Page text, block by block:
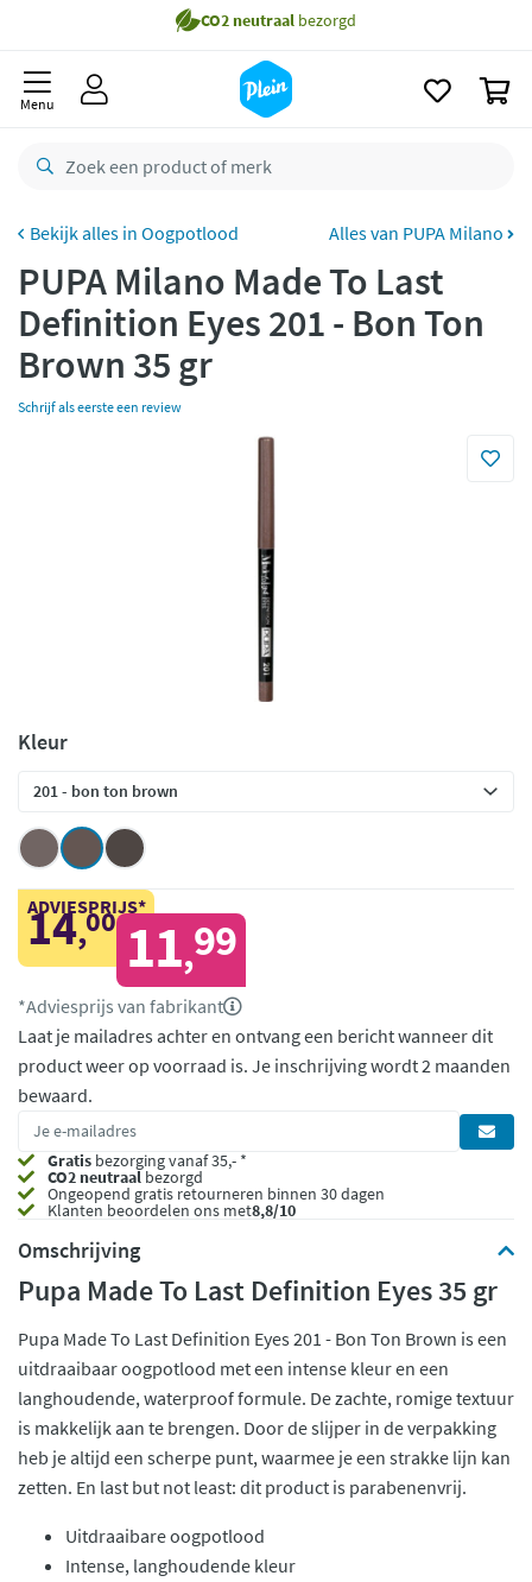
Gratisbezorging vanaf 35,- *
besteld,
Gratisretourneren
Menu
Oogpotlood Alles van PUPA Milano
PUPA Milano Made To Last
Definition Eyes 201 - Bon Ton
Brown 35 gr
Schrijf als eerste een review
Kleur
ADVIESPRIJS*
14,00 11,99
*Adviesprijs van fabrikant
Laat je mailadres achter en ontvang een bericht wanneer dit
product weer op voorraad is. Je inschrijving wordt 2 maanden
bewaard.
Gratis bezorging vanaf 35,- *
CO2 neutraalbezorgd
Ongeopend gratis retourneren binnen 30 dagen
Klanten beoordelen ons met8,8/10
Omschrijving
Pupa Made To Last Definition Eyes 35 gr
Pupa Made To Last Definition Eyes 201 - Bon Ton Brown is een
uitdraaibaar oogpotlood met een intense kleur en een
langhoudende, waterproof formule. De zachte, romige textuur
is makkelijk aan te brengen. Door de slijper in de verpakking
heb je altijd een scherpe punt, waarmee je een strakke lijn kan
zetten. En last but not least: dit product is parabenenvrij.
Uitdraaibare oogpotlood
Intense, langhoudende kleur